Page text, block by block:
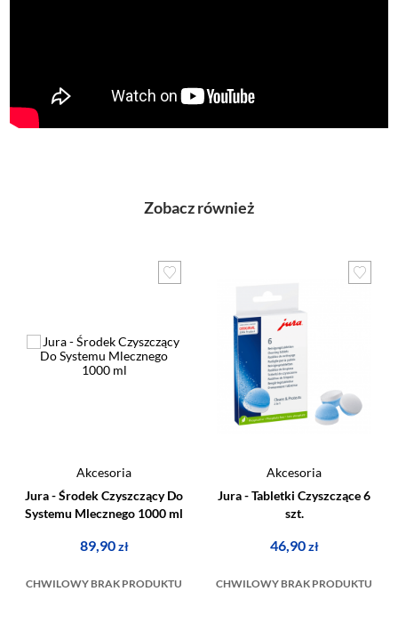
Zobacz również
Akcesoria
Jura - Środek Czyszczący Do
Systemu Mlecznego 1000 ml
89,90zł
CHWILOWY BRAK PRODUKTU
Akcesoria
Jura - Tabletki Czyszczące 6
szt.
46,90zł
CHWILOWY BRAK PRODUKTU